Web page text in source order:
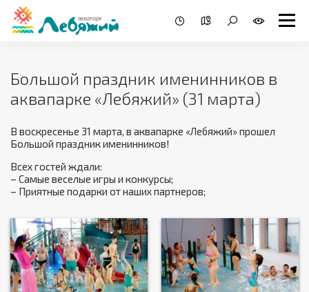
Большой праздник именинников в
аквапарке «Лебяжий» (31 марта)
В воскресенье 31 марта, в аквапарке «Лебяжий» прошел
Большой праздник именинников!
Всех гостей ждали:
– Самые веселые игры и конкурсы;
– Приятные подарки от наших партнеров;